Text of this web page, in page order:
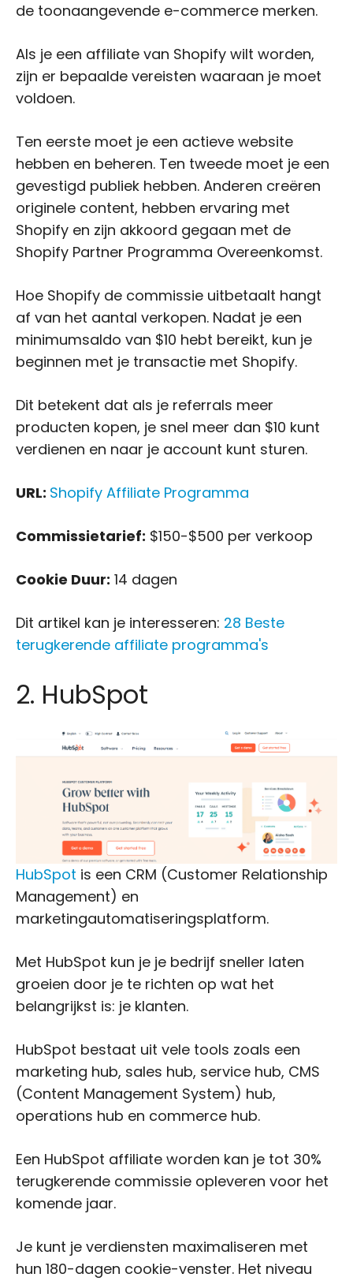
de toonaangevende e-commerce merken.
Als je een affiliate van Shopify wilt worden,
zijn er bepaalde vereisten waaraan je moet
voldoen.
Ten eerste moet je een actieve website
hebben en beheren. Ten tweede moet je een
gevestigd publiek hebben. Anderen creëren
originele content, hebben ervaring met
Shopify en zijn akkoord gegaan met de
Shopify Partner Programma Overeenkomst.
Hoe Shopify de commissie uitbetaalt hangt
af van het aantal verkopen. Nadat je een
minimumsaldo van $10 hebt bereikt, kun je
beginnen met je transactie met Shopify.
Dit betekent dat als je referrals meer
producten kopen, je snel meer dan $10 kunt
verdienen en naar je account kunt sturen.
URL: Shopify Affiliate Programma
Commissietarief: $150-$500 per verkoop
Cookie Duur: 14 dagen
Dit artikel kan je interesseren: 28 Beste
terugkerende affiliate programma's
2. HubSpot
HubSpot is een CRM (Customer Relationship
Management) en
marketingautomatiseringsplatform.
Met HubSpot kun je je bedrijf sneller laten
groeien door je te richten op wat het
belangrijkst is: je klanten.
HubSpot bestaat uit vele tools zoals een
marketing hub, sales hub, service hub, CMS
(Content Management System) hub,
operations hub en commerce hub.
Een HubSpot affiliate worden kan je tot 30%
terugkerende commissie opleveren voor het
komende jaar.
Je kunt je verdiensten maximaliseren met
hun 180-dagen cookie-venster. Het niveau